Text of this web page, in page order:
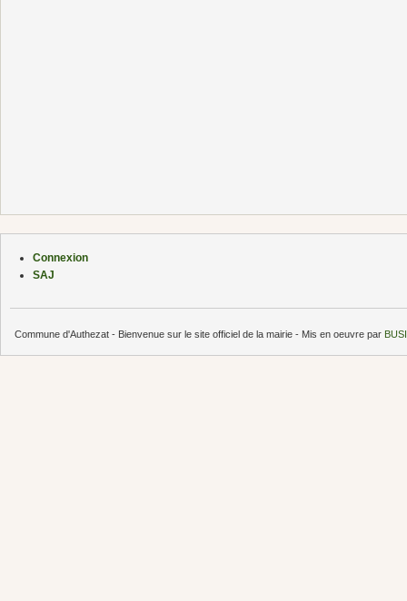
Connexion
SAJ
Commune d'Authezat - Bienvenue sur le site officiel de la mairie - Mis en oeuvre par